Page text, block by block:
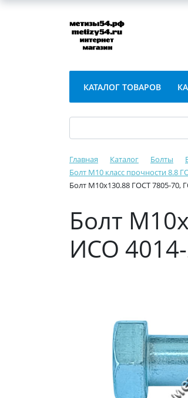
КАТАЛОГ ТОВАРОВ
Главная Каталог Болты
Болт М10 класс прочности 8.8
Болт М10х130.88 ГОСТ 7805-70,
Болт
ИСО